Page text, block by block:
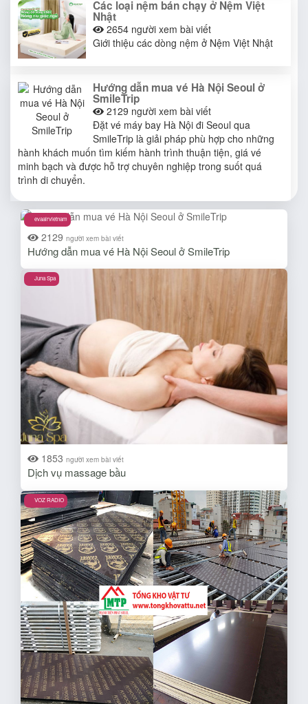
Các loại nệm bán chạy ở Nệm Việt
Nhật
2654 người xem bài viết
Giới thiệu các dòng nệm ở Nệm Việt Nhật
Hướng dẫn mua vé Hà Nội Seoul ở
SmileTrip
2129 người xem bài viết
Đặt vé máy bay Hà Nội đi Seoul qua
SmileTrip là giải pháp phù hợp cho những
hành khách muốn tìm kiếm hành trình thuận tiện, giá vé
minh bạch và được hỗ trợ chuyên nghiệp trong suốt quá
trình di chuyển.
evaairvietnam
2129 người xem bài viết
Hướng dẫn mua vé Hà Nội Seoul ở SmileTrip
Juna Spa
1853 người xem bài viết
Dịch vụ massage bầu
VOZ RADIO